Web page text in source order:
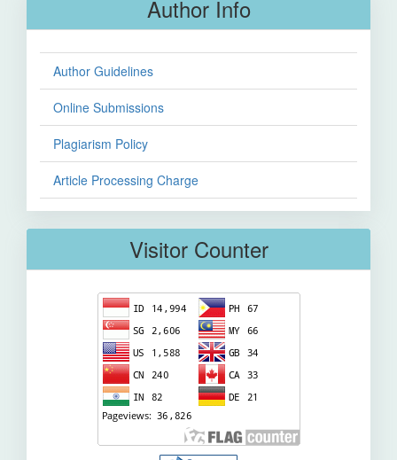
Author Info
Author Guidelines
Online Submissions
Plagiarism Policy
Article Processing Charge
Visitor Counter